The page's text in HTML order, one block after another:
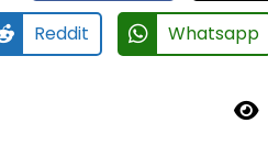
Reddit Whatsapp